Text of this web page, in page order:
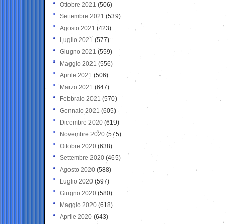
Ottobre 2021 (506)
Settembre 2021 (539)
Agosto 2021 (423)
Luglio 2021 (577)
Giugno 2021(559)
Maggio 2021 (556)
Aprile 2021 (506)
Marzo 2021 (647)
Febbraio 2021 (570)
Gennaio 2021 (605)
Dicembre 2020 (619)
Novembre 2020 (575)
Ottobre 2020 (638)
Settembre 2020(465)
Agosto 2020 (588)
Luglio 2020 (597)
Giugno 2020 (580)
Maggio 2020 (618)
Aprile 2020 (643)